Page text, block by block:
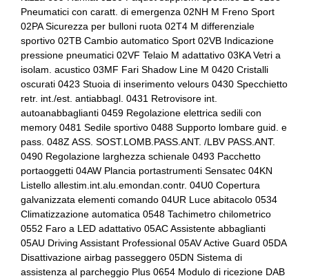
Cerchi in lega
Chiavi e telecomandi
Chiusura centralizzata
Cinture di sicurezza
Computer di bordo
Console centrale multifunzione
Console centrale multifunzione
Cristalli atermici
Differenziale autobloccante elettronico
Dpf / fap filtro anti particolato
Badge esterno identificativo
Batteria
Battitacco anteriore
Blocco differenziale
Bmw connected drive services
Bmw teleservices
Bmw xdrive status
Bracciolo posteriore
Bulloni antifurto
Cambio automatico a 8 marce
Pneumatici con caratt. di emergenza 02NH M Freno Sport
02PA Sicurezza per bulloni ruota 02T4 M differenziale
sportivo 02TB Cambio automatico Sport 02VB Indicazione
pressione pneumatici 02VF Telaio M adattativo 03KA Vetri a
isolam. acustico 03MF Fari Shadow Line M 0420 Cristalli
oscurati 0423 Stuoia di inserimento velours 0430 Specchietto
retr. int./est. antiabbagl. 0431 Retrovisore int.
autoanabbaglianti 0459 Regolazione elettrica sedili con
memory 0481 Sedile sportivo 0488 Supporto lombare guid. e
pass. 048Z ASS. SOST.LOMB.PASS.ANT. /LBV PASS.ANT.
0490 Regolazione larghezza schienale 0493 Pacchetto
portaoggetti 04AW Plancia portastrumenti Sensatec 04KN
Listello allestim.int.alu.emondan.contr. 04U0 Copertura
galvanizzata elementi comando 04UR Luce abitacolo 0534
Climatizzazione automatica 0548 Tachimetro chilometrico
0552 Faro a LED adattativo 05AC Assistente abbaglianti
05AU Driving Assistant Professional 05AV Active Guard 05DA
Disattivazione airbag passeggero 05DN Sistema di
assistenza al parcheggio Plus 0654 Modulo di ricezione DAB